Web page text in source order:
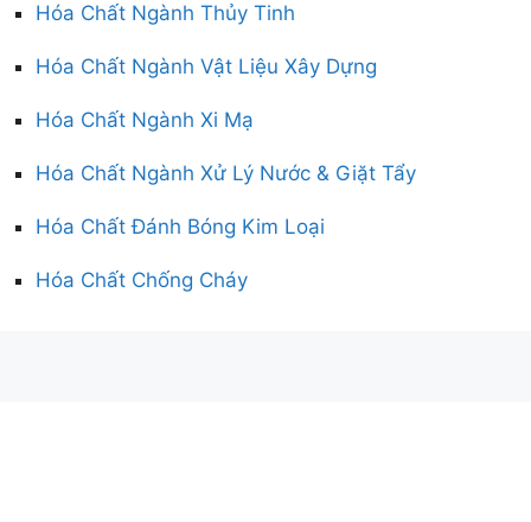
Hóa Chất Ngành Thủy Tinh
Hóa Chất Ngành Vật Liệu Xây Dựng
Hóa Chất Ngành Xi Mạ
Hóa Chất Ngành Xử Lý Nước & Giặt Tẩy
Hóa Chất Đánh Bóng Kim Loại
Hóa Chất Chống Cháy